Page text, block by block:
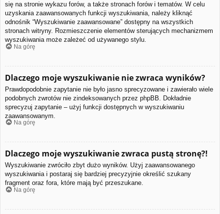
się na stronie wykazu forów, a także stronach forów i tematów. W celu
uzyskania zaawansowanych funkcji wyszukiwania, należy kliknąć
odnośnik “Wyszukiwanie zaawansowane” dostępny na wszystkich
stronach witryny. Rozmieszczenie elementów sterujących mechanizmem
wyszukiwania może zależeć od używanego stylu.
Na górę
Dlaczego moje wyszukiwanie nie zwraca wyników?
Prawdopodobnie zapytanie nie było jasno sprecyzowane i zawierało wiele
podobnych zwrotów nie zindeksowanych przez phpBB. Dokładnie
sprecyzuj zapytanie – użyj funkcji dostępnych w wyszukiwaniu
zaawansowanym.
Na górę
Dlaczego moje wyszukiwanie zwraca pustą stronę?!
Wyszukiwanie zwróciło zbyt dużo wyników. Użyj zaawansowanego
wyszukiwania i postaraj się bardziej precyzyjnie określić szukany
fragment oraz fora, które mają być przeszukane.
Na górę